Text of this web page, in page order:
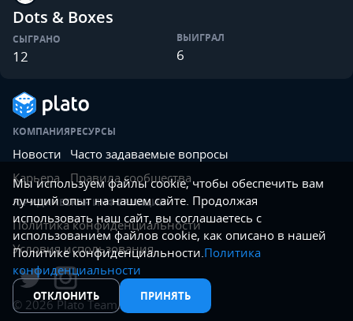
Dots & Boxes
СЫГРАНО
12
ВЫИГРАЛ
6
КОМПАНИЯ
Новости
Карьера
РЕСУРСЫ
Часто задаваемые вопросы
Правила сообщества
ЮРИДИЧЕСКАЯ ИНФОРМАЦИЯ
Политика конфиденциальности
Условия использования
© 2026Plato Team.
Мы используем файлы cookie, чтобы обеспечить вам
лучший опыт на нашем сайте. Продолжая
использовать наш сайт, вы соглашаетесь с
использованием файлов cookie, как описано в нашей
Политике конфиденциальности.Политика
конфиденциальности
ОТКЛОНИТЬ ПРИНЯТЬ